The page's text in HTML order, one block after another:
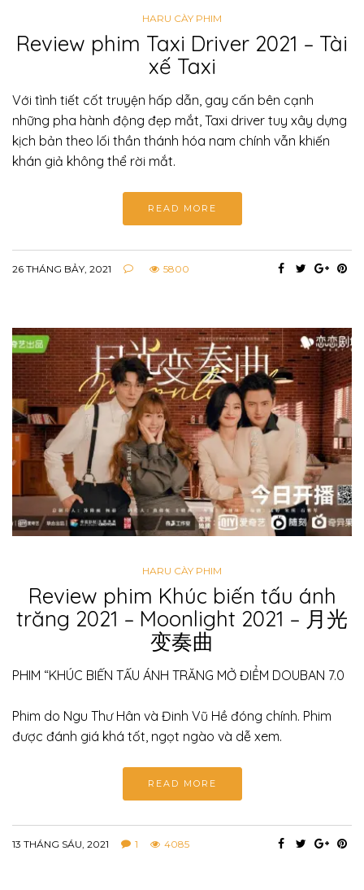
HARU CÀY PHIM
Review phim Taxi Driver 2021 – Tài
xế Taxi
Với tình tiết cốt truyện hấp dẫn, gay cấn bên cạnh
những pha hành động đẹp mắt, Taxi driver tuy xây dựng
kịch bản theo lối thần thánh hóa nam chính vẫn khiến
khán giả không thể rời mắt.
READ MORE
26 THÁNG BẢY, 2021 5800
HARU CÀY PHIM
Review phim Khúc biến tấu ánh
trăng 2021 – Moonlight 2021 – 月光
变奏曲
PHIM “KHÚC BIẾN TẤU ÁNH TRĂNG MỞ ĐIỂM DOUBAN 7.0
Phim do Ngu Thư Hân và Đinh Vũ Hề đóng chính. Phim
được đánh giá khá tốt, ngọt ngào và dễ xem.
READ MORE
13 THÁNG SÁU, 2021 1 4085